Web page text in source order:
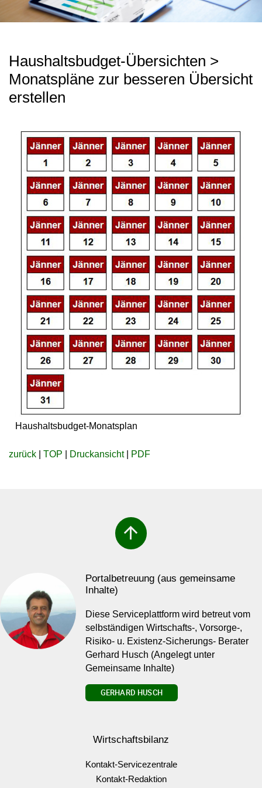
Haushaltsbudget-Übersichten >
Monatspläne zur besseren Übersicht
erstellen
Haushaltsbudget-Monatsplan
zurück TOP Druckansicht| PDF
arrow_upward
Portalbetreuung (aus gemeinsame
Inhalte)
Diese Serviceplattform wird betreut vom
selbständigen Wirtschafts-, Vorsorge-,
Risiko- u. Existenz-Sicherungs- Berater
Gerhard Husch (Angelegt unter
Gemeinsame Inhalte)
GERHARD HUSCH
Wirtschaftsbilanz
Kontakt-Servicezentrale
Kontakt-Redaktion